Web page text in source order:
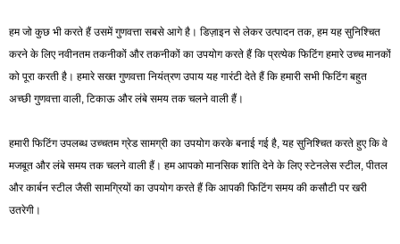
हम जो कुछ भी करते हैं उसमें गुणवत्ता सबसे आगे है। डिज़ाइन से लेकर उत्पादन तक, हम यह सुनिश्चित
करने के लिए नवीनतम तकनीकों और तकनीकों का उपयोग करते हैं कि प्रत्येक फिटिंग हमारे उच्च मानकों
को पूरा करती है। हमारे सख्त गुणवत्ता नियंत्रण उपाय यह गारंटी देते हैं कि हमारी सभी फिटिंग बहुत
अच्छी गुणवत्ता वाली, टिकाऊ और लंबे समय तक चलने वाली हैं।
हमारी फिटिंग उपलब्ध उच्चतम ग्रेड सामग्री का उपयोग करके बनाई गई है, यह सुनिश्चित करते हुए कि वे
मजबूत और लंबे समय तक चलने वाली हैं। हम आपको मानसिक शांति देने के लिए स्टेनलेस स्टील, पीतल
और कार्बन स्टील जैसी सामग्रियों का उपयोग करते हैं कि आपकी फिटिंग समय की कसौटी पर खरी
उतरेगी।